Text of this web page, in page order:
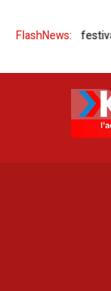
FlashNews:
screen festival